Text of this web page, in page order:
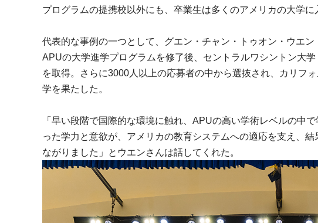
プログラムの提携校以外にも、卒業生は多くのアメリカの大学に
代表的な事例の一つとして、グエン・チャン・トゥオン・ウエ
APUの大学進学プログラムを修了後、セントラルワシントン大
を取得。さらに3000人以上の応募者の中から選抜され、カリフ
学を果たした。
「早い段階で国際的な環境に触れ、APUの高い学術レベルの中
った学力と意欲が、アメリカの教育システムへの適応を支え、
ながりました」とウエンさんは話してくれた。